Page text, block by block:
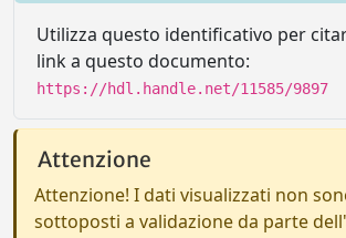
Utilizza questo identificativo per
link a questo documento:
https://hdl.handle.net/11585/9897
Attenzione
Attenzione! I dati visualizzati non
sottoposti a validazione da parte